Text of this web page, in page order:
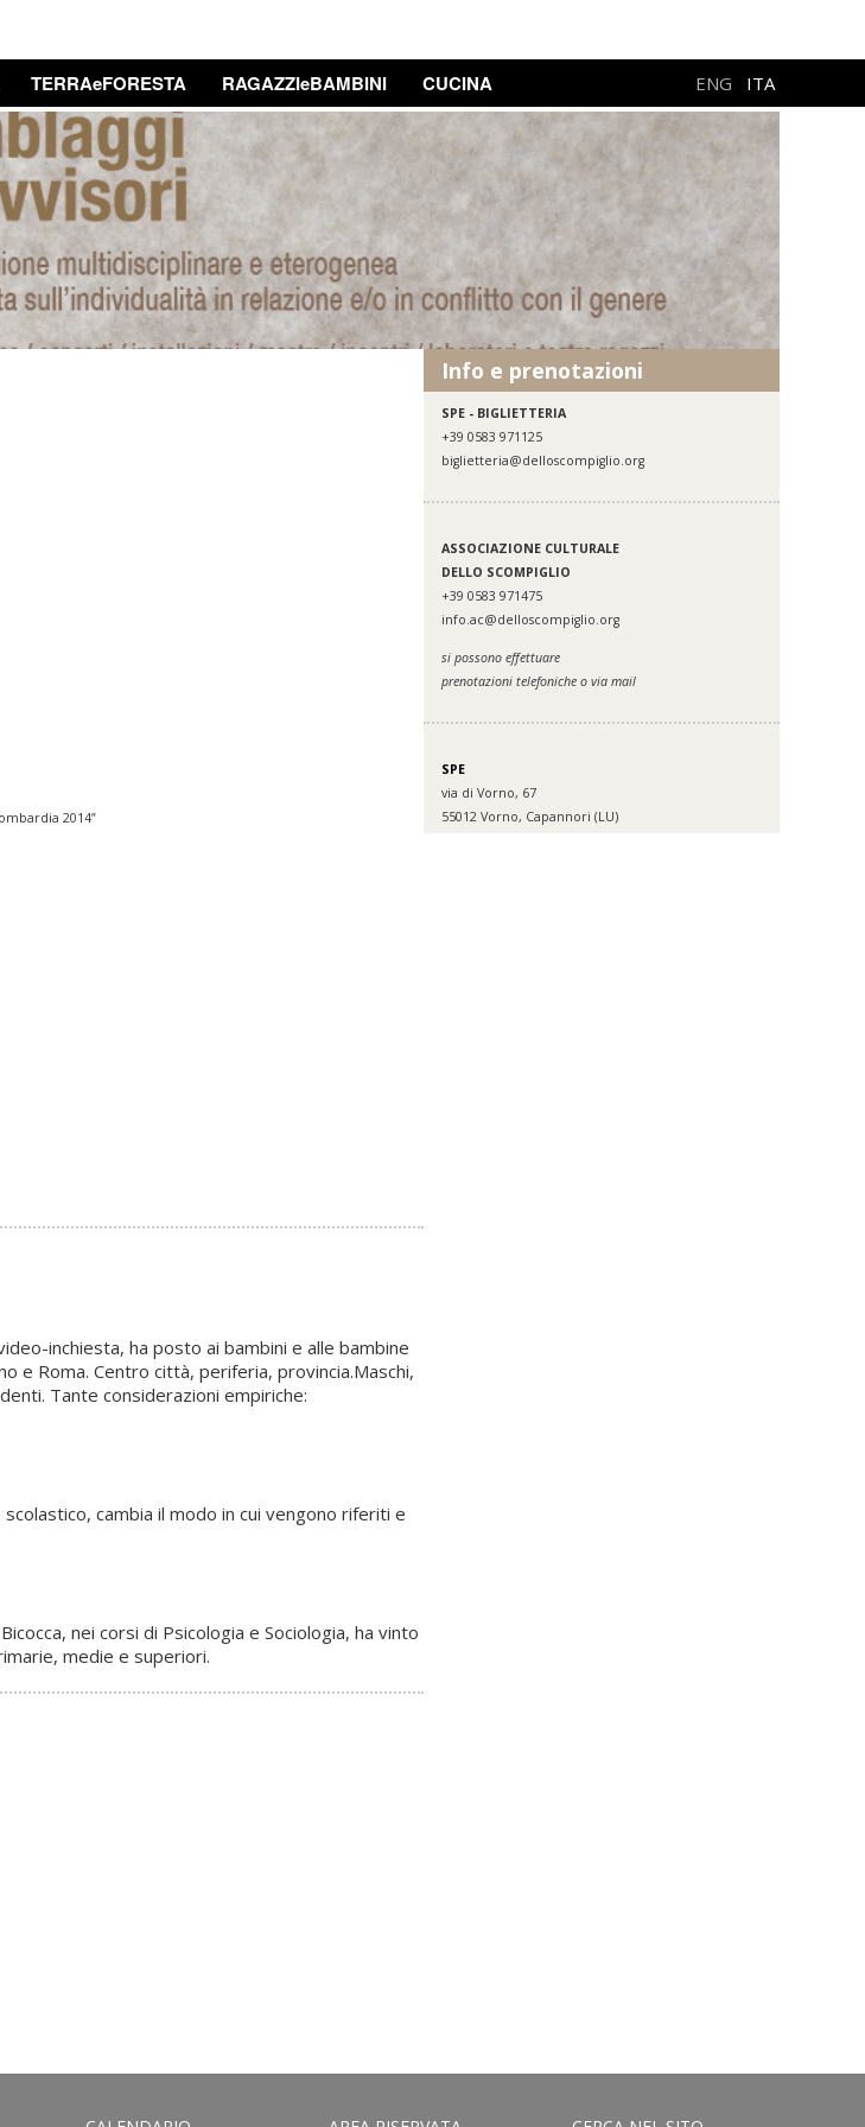
TERRAeFORESTA RAGAZZIeBAMBINI CUCINA ENG ITA
2014”
inchiesta, ha posto ai bambini e alle bambine
e Roma. Centro città, periferia, provincia.Maschi,
Tante considerazioni empiriche:
cambia il modo in cui vengono riferiti e
nei corsi di Psicologia e Sociologia, ha vinto
medie e superiori.
Info e prenotazioni
SPE - BIGLIETTERIA
+39 0583 971125
biglietteria@delloscompiglio.org
ASSOCIAZIONE CULTURALE
DELLO SCOMPIGLIO
+39 0583 971475
info.ac@delloscompiglio.org
si possono effettuare
prenotazioni telefoniche o via mail
SPE
via di Vorno, 67
55012 Vorno, Capannori (LU)